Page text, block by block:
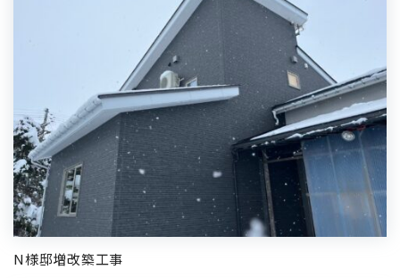
N様邸増改築工事